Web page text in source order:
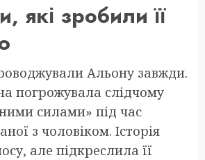
які зробили її
Альону завжди.
погрожувала слідчому
силами» під час
з чоловіком. Історія
але підкреслила її